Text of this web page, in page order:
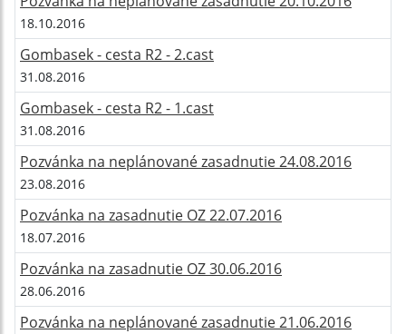
18.10.2016
Gombasek - cesta R2 - 2.cast
31.08.2016
Gombasek - cesta R2 - 1.cast
31.08.2016
Pozvánka na neplánované zasadnutie 24.08.2016
23.08.2016
Pozvánka na zasadnutie OZ 22.07.2016
18.07.2016
Pozvánka na zasadnutie OZ 30.06.2016
28.06.2016
Pozvánka na neplánované zasadnutie 21.06.2016